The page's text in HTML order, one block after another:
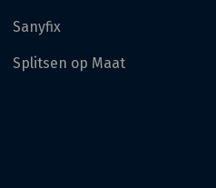
Sanyfix
Splitsen op Maat